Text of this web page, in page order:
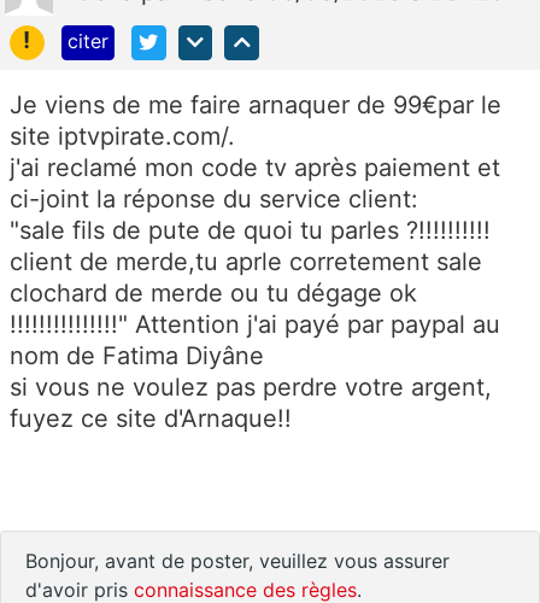
!
citer
Je viens de me faire arnaquer de 99€par le
site iptvpirate.com/.
j'ai reclamé mon code tv après paiement et
ci-joint la réponse du service client:
"sale fils de pute de quoi tu parles ?!!!!!!!!!!
client de merde,tu aprle corretement sale
clochard de merde ou tu dégage ok
!!!!!!!!!!!!!!!" Attention j'ai payé par paypal au
nom de Fatima Diyâne
si vous ne voulez pas perdre votre argent,
fuyez ce site d'Arnaque!!
Bonjour, avant de poster, veuillez vous assurer
d'avoir pris connaissance des règles.